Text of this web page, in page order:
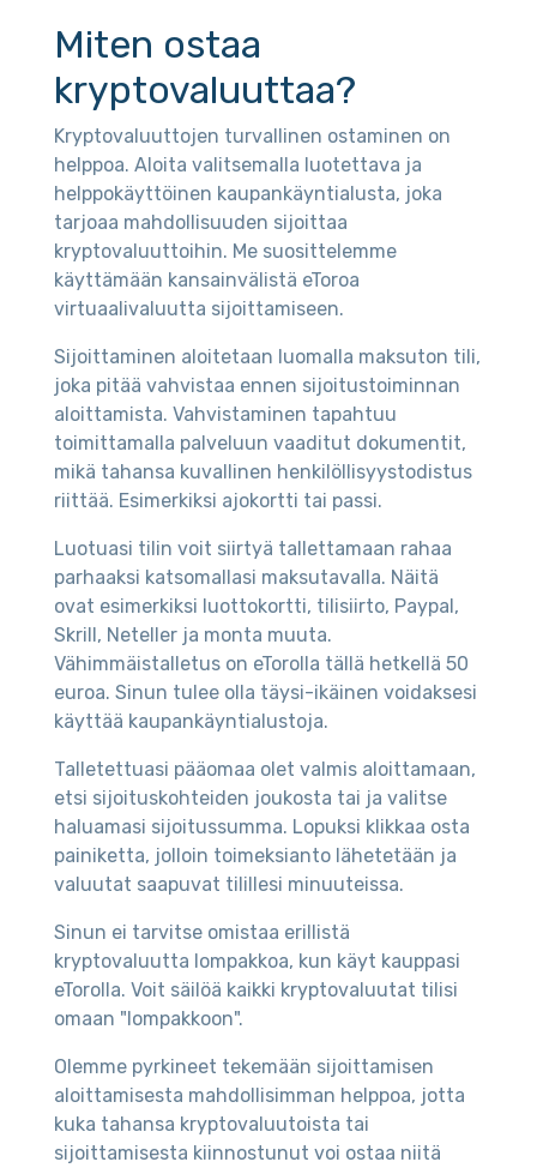
Miten ostaa
kryptovaluuttaa?
Kryptovaluuttojen turvallinen ostaminen on
helppoa. Aloita valitsemalla luotettava ja
helppokäyttöinen kaupankäyntialusta, joka
tarjoaa mahdollisuuden sijoittaa
kryptovaluuttoihin. Me suosittelemme
käyttämään kansainvälistä eToroa
virtuaalivaluutta sijoittamiseen.
Sijoittaminen aloitetaan luomalla maksuton tili,
joka pitää vahvistaa ennen sijoitustoiminnan
aloittamista. Vahvistaminen tapahtuu
toimittamalla palveluun vaaditut dokumentit,
mikä tahansa kuvallinen henkilöllisyystodistus
riittää. Esimerkiksi ajokortti tai passi.
Luotuasi tilin voit siirtyä tallettamaan rahaa
parhaaksi katsomallasi maksutavalla. Näitä
ovat esimerkiksi luottokortti, tilisiirto, Paypal,
Skrill, Neteller ja monta muuta.
Vähimmäistalletus on eTorolla tällä hetkellä 50
euroa. Sinun tulee olla täysi-ikäinen voidaksesi
käyttää kaupankäyntialustoja.
Talletettuasi pääomaa olet valmis aloittamaan,
etsi sijoituskohteiden joukosta tai ja valitse
haluamasi sijoitussumma. Lopuksi klikkaa osta
painiketta, jolloin toimeksianto lähetetään ja
valuutat saapuvat tilillesi minuuteissa.
Sinun ei tarvitse omistaa erillistä
kryptovaluutta lompakkoa, kun käyt kauppasi
eTorolla. Voit säilöä kaikki kryptovaluutat tilisi
omaan "lompakkoon".
Olemme pyrkineet tekemään sijoittamisen
aloittamisesta mahdollisimman helppoa, jotta
kuka tahansa kryptovaluutoista tai
sijoittamisesta kiinnostunut voi ostaa niitä